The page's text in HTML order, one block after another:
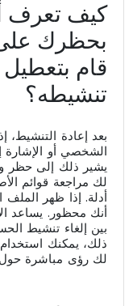
كيف تعرف
بحظرك
قام
تنشيطه؟
بعد إعادة التنشيط،
الشخصي أو الإشارة
يشير ذلك إلى حظر
لك مراجعة قوائم
أدلة. إذا ظهر
أنك محظور. يساعد
بين إلغاء تنشيط
لك رؤى مباشرة